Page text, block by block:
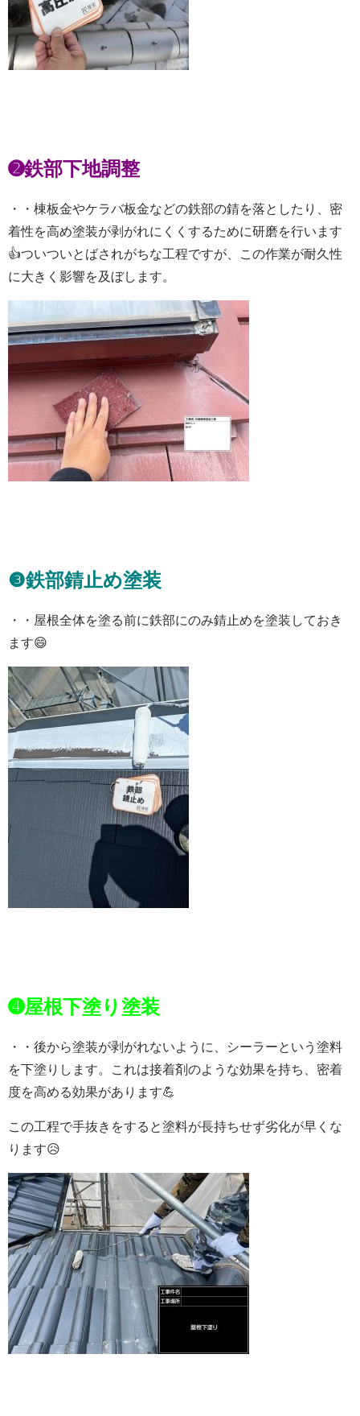
➋鉄部下地調整
・・棟板金やケラバ板金などの鉄部の錆を落としたり、密
着性を高め塗装が剥がれにくくするために研磨を行います
👍ついついとばされがちな工程ですが、この作業が耐久性
に大きく影響を及ぼします。
❸鉄部錆止め塗装
・・屋根全体を塗る前に鉄部にのみ錆止めを塗装しておき
ます😄
➍屋根下塗り塗装
・・後から塗装が剥がれないように、シーラーという塗料
を下塗りします。これは接着剤のような効果を持ち、密着
度を高める効果があります💪
この工程で手抜きをすると塗料が長持ちせず劣化が早くな
ります😥